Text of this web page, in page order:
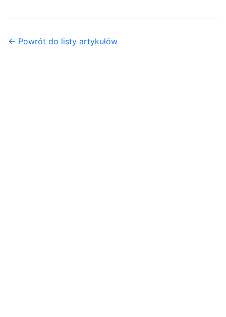
← Powrót do listy artykułów